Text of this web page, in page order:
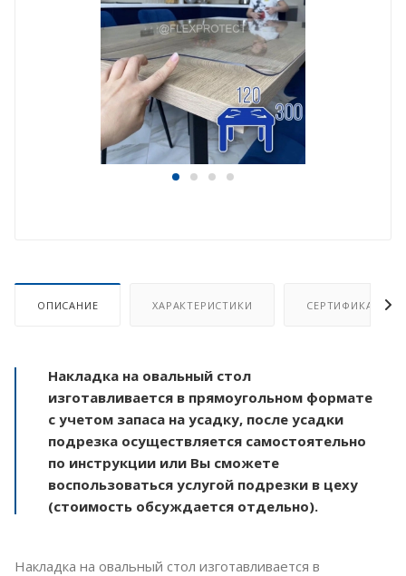
ОПИСАНИЕ ХАРАКТЕРИСТИКИ СЕРТИФИКАТ
Накладка на овальный стол
изготавливается в прямоугольном формате
с учетом запаса на усадку, после усадки
подрезка осуществляется самостоятельно
по инструкции или Вы сможете
воспользоваться услугой подрезки в цеху
(стоимость обсуждается отдельно).
Накладка на овальный стол изготавливается в